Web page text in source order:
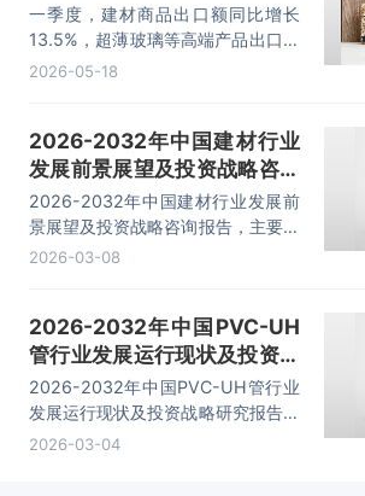
点
一季度，建材商品出口额同比增长
13.5%，超薄玻璃等高端产品出口增
幅超30%，国际竞争力持续提升。
2026-05-18
2026-2032年中国建材行业
发展前景展望及投资战略咨询
报告
2026-2032年中国建材行业发展前
景展望及投资战略咨询报告，主要包
括行业竞争力剖析、投资现状及风险
2026-03-08
2026-2032年中国PVC-UH
管行业发展运行现状及投资战
略研究报告
2026-2032年中国PVC-UH管行业
发展运行现状及投资战略研究报告，
主要包括行业重点企业竞争力分析、
2026-03-04